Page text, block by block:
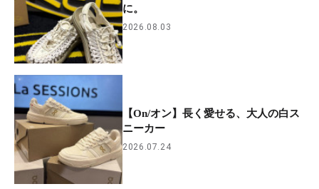
に。
2026.08.03
【On/オン】長く愛せる、大人の白ス
ニーカー
2026.07.24